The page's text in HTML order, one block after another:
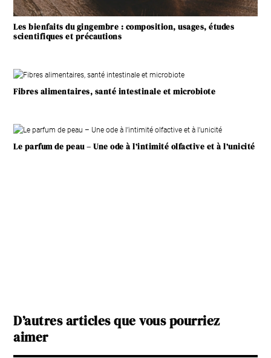
Les bienfaits du gingembre : composition, usages, études
scientifiques et précautions
Fibres alimentaires, santé intestinale et microbiote
Le parfum de peau – Une ode à l’intimité olfactive et à l’unicité
D’autres articles que vous pourriez
aimer